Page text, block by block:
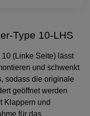
Type 10-LHS
(Linke Seite) lässt
und schwenkt
sodass die originale
geöffnet werden
Klappern und
für das